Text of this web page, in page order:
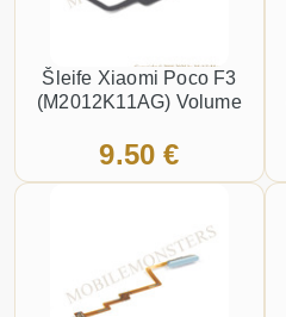
Šleife Xiaomi Poco F3
(M2012K11AG) Volume
9.50 €